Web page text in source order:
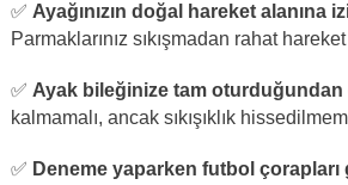
✅ Ayağınızın doğal hareket alanına
Parmaklarınız sıkışmadan rahat
✅ Ayak bileğinize tam oturduğundan
kalmamalı, ancak sıkışıklık
✅ Deneme yaparken futbol çorapları